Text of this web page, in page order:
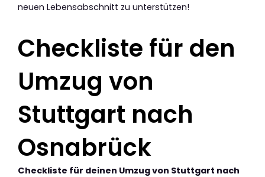
neuen Lebensabschnitt zu unterstützen!
Checkliste für den
Umzug von
Stuttgart nach
Osnabrück
Checkliste für deinen Umzug von Stuttgart nach